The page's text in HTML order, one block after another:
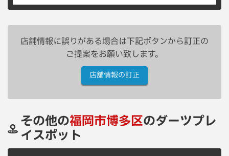
店舗情報に誤りがある場合は下記ボタンから訂正の
ご提案をお願い致します。
店舗情報の訂正
その他の福岡市博多区のダーツプレ
イスポット